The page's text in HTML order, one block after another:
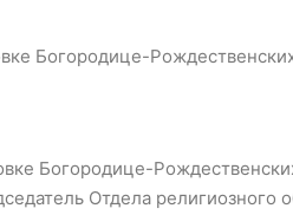
Богородице-
Богородице-
Отдела религиозного